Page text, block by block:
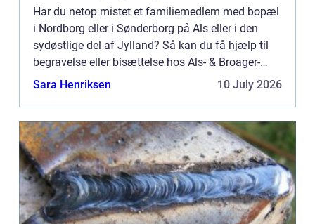
Har du netop mistet et familiemedlem med bopæl
i Nordborg eller i Sønderborg på Als eller i den
sydøstlige del af Jylland? Så kan du få hjælp til
begravelse eller bisættelse hos Als- & Broager-
Sundeved Begravelsesforretning. Hvem er Als- &
Sara Henriksen 10 July 2026